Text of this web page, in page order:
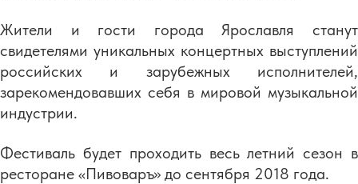
Жители и гости города Ярославля станут
свидетелями уникальных концертных выступлений
российских и зарубежных исполнителей,
зарекомендовавших себя в мировой музыкальной
индустрии.
Фестиваль будет проходить весь летний сезон в
ресторане «Пивоваръ» до сентября 2018 года.